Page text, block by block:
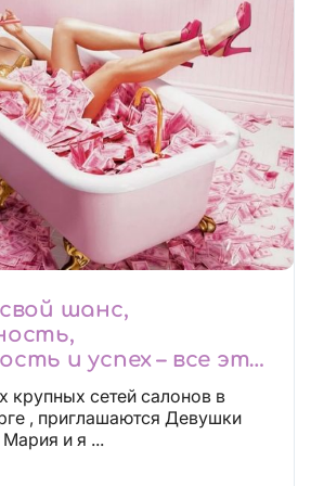
шанс,
и успех – все это
поспеши!
крупных сетей салонов в
, приглашаются Девушки
Мария и я ...